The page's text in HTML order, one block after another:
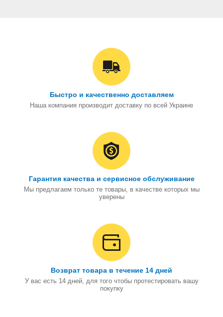
Быстро и качественно доставляем
Наша компания производит доставку по всей Украине
Гарантия качества и сервисное обслуживание
Мы предлагаем только те товары, в качестве которых мы
уверены
Возврат товара в течение 14 дней
У вас есть 14 дней, для того чтобы протестировать вашу
покупку